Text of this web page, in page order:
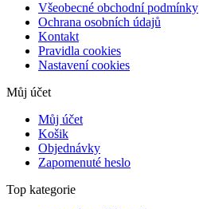
Všeobecné obchodní podmínky
Ochrana osobních údajů
Kontakt
Pravidla cookies
Nastavení cookies
Můj účet
Můj účet
Košik
Objednávky
Zapomenuté heslo
Top kategorie